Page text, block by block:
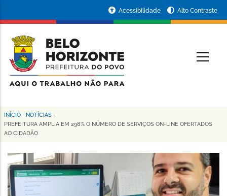
conteúdo
principal
da
Prefeitura
de
Horizonte
Acessibilidade Alto Contraste
Trilha
de
navegação
INÍCIO - NOTÍCIAS -
PREFEITURA AMPLIA EM 298% O NÚMERO DE SERVIÇOS ON-LINE OFERTADOS
AO CIDADÃO